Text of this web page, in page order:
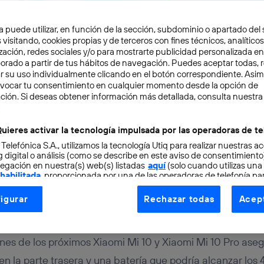
2 min
los próximos
10 Pro?
de los próximos Xiaomi Mi 10 y Xiaomi Mi 10 Pro
la parte trasera y una batería que podría alcanzar los
puede utilizar, en función de la sección, subdominio o apartado del
visitando, cookies propias y de terceros con fines técnicos,
redes sociales y/o para mostrarte publicidad personalizada
a partir de tus hábitos de navegación. Puedes aceptar todas,
su uso individualmente clicando en el botón correspondiente.
tu consentimiento en cualquier momento desde la opción de
Si deseas obtener información más detallada, consulta nuestra
activar la tecnología impulsada por las operadoras de
S.A., utilizamos la tecnología Utiq para realizar nuestras
digital o análisis (como se describe en este aviso de
en nuestra(s) web(s) listadas aquí(solo cuando utilizas una
, proporcionada por una de las operadoras de telefonía
consentimiento en cada página web).
Utiq está diseñada con la privacidad como prioridad
tu dirección IP y otra información de la cuenta de cliente de
a la conexión que utilizas (p. ej., número de teléfono móvil).
Rechazar todas